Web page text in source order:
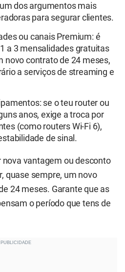
dos argumentos mais
para segurar clientes.
ou canais Premium: é
a 3 mensalidades gratuitas
novo contrato de 24 meses,
a serviços de streaming e
se o teu router ou
anos, exige a troca por
(como routers Wi-Fi 6),
de sinal.
nova vantagem ou desconto
quase sempre, um novo
24 meses. Garante que as
o período que tens de